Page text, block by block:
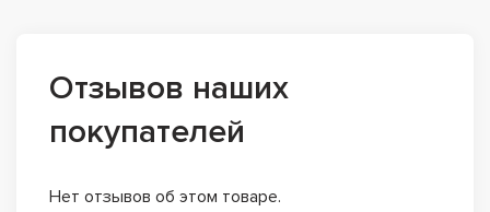
Отзывов наших
покупателей
Нет отзывов об этом товаре.